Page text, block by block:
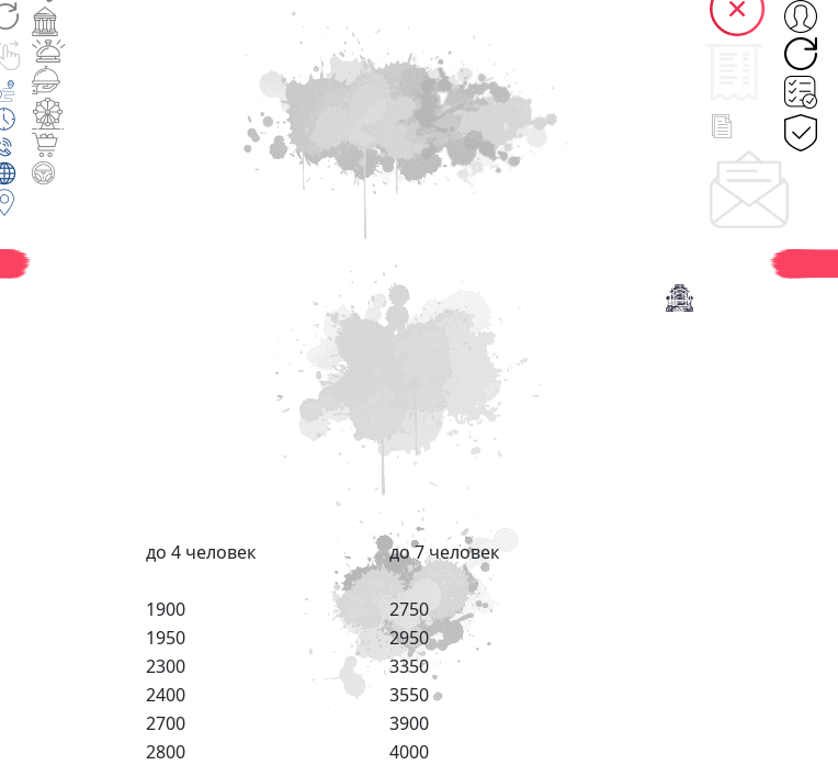
до 4 человек
до 7 человек
1900
2750
1950
2950
2300
3350
2400
3550
2700
3900
2800
4000